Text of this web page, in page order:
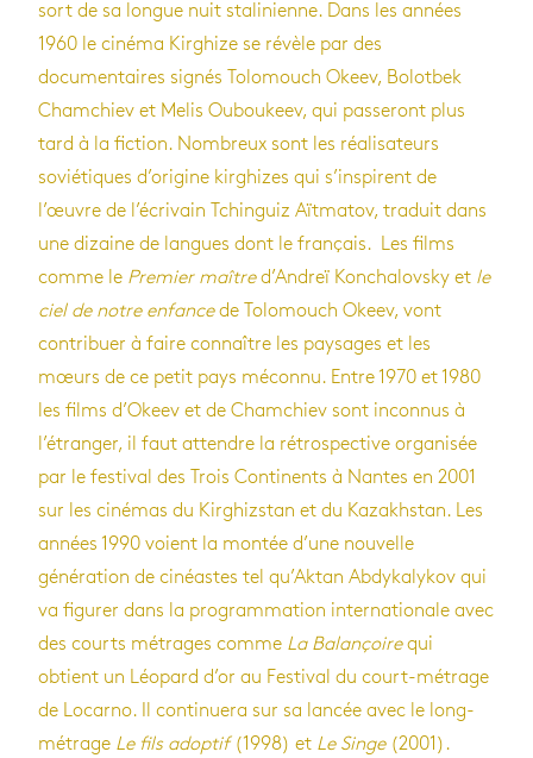
sort de sa longue nuit stalinienne. Dans les années
1960 le cinéma Kirghize se révèle par des
documentaires signés Tolomouch Okeev, Bolotbek
Chamchiev et Melis Ouboukeev, qui passeront plus
tard à la fiction. Nombreux sont les réalisateurs
soviétiques d’origine kirghizes qui s’inspirent de
l’œuvre de l’écrivain Tchinguiz Aïtmatov, traduit dans
une dizaine de langues dont le français. Les films
comme le Premier maîtred’Andreï Konchalovsky et le
ciel de notre enfancede Tolomouch Okeev, vont
contribuer à faire connaître les paysages et les
mœurs de ce petit pays méconnu. Entre 1970 et 1980
les films d’Okeev et de Chamchiev sont inconnus à
l’étranger, il faut attendre la rétrospective organisée
par le festival des Trois Continents à Nantes en 2001
sur les cinémas du Kirghizstan et du Kazakhstan. Les
années 1990 voient la montée d’une nouvelle
génération de cinéastes tel qu’Aktan Abdykalykov qui
va figurer dans la programmation internationale avec
des courts métrages comme La Balançoire qui
obtient un Léopard d’or au Festival du court-métrage
de Locarno. Il continuera sur sa lancée avec le long-
métrage Le fils adoptif(1998) et Le Singe (2001).